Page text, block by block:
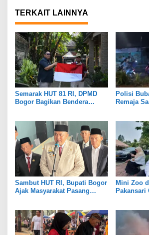
TERKAIT LAINNYA
Semarak HUT 81 RI, DPMD
Bogor Bagikan Bendera
Polisi
Remaja
Sambut HUT RI, Bupati Bogor
Ajak Masyarakat Pasang
Mini Zoo
Pakansari